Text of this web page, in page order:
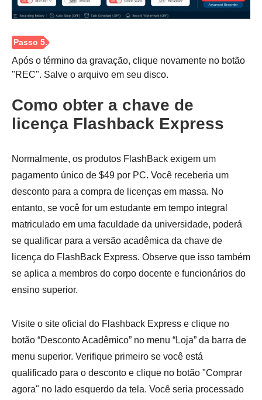
Passo 1.
Passo 2.
Após o término da gravação, clique novamente no botão
"REC". Salve o arquivo em seu disco.
Como obter a chave de
licença Flashback Express
Normalmente, os produtos FlashBack exigem um
pagamento único de $49 por PC. Você receberia um
desconto para a compra de licenças em massa. No
entanto, se você for um estudante em tempo integral
matriculado em uma faculdade da universidade, poderá
se qualificar para a versão acadêmica da chave de
licença do FlashBack Express. Observe que isso também
se aplica a membros do corpo docente e funcionários do
ensino superior.
Visite o site oficial do Flashback Express e clique no
botão “Desconto Acadêmico” no menu “Loja” da barra de
menu superior. Verifique primeiro se você está
qualificado para o desconto e clique no botão "Comprar
agora" no lado esquerdo da tela. Você seria processado